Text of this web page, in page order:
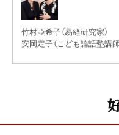
竹村亞希子（易経研究家）
安岡定子（こども論語塾講師